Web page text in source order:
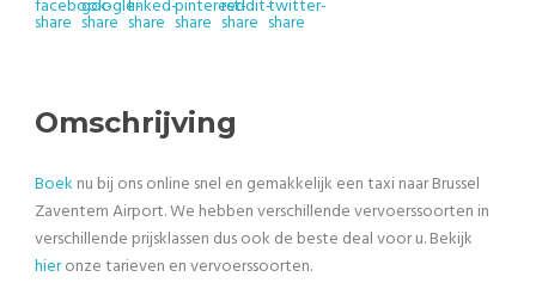
Omschrijving
Boek nu bij ons online snel en gemakkelijk een taxi naar Brussel
Zaventem Airport. We hebben verschillende vervoerssoorten in
verschillende prijsklassen dus ook de beste deal voor u. Bekijk
hieronze tarieven en vervoerssoorten.